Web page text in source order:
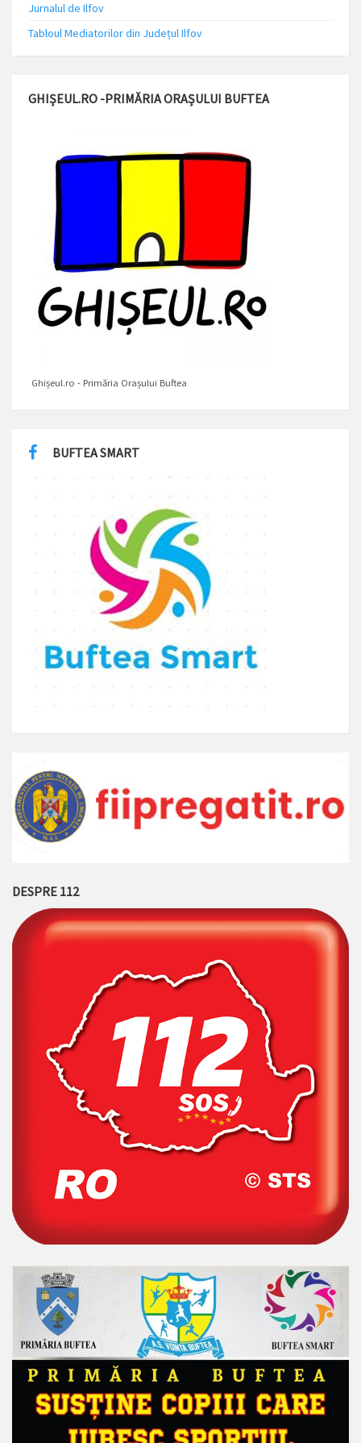
Jurnalul de Ilfov
Tabloul Mediatorilor din Județul Ilfov
GHIȘEUL.RO -PRIMĂRIA ORAȘULUI BUFTEA
Ghișeul.ro - Primăria Orașului Buftea
BUFTEA SMART
DESPRE 112